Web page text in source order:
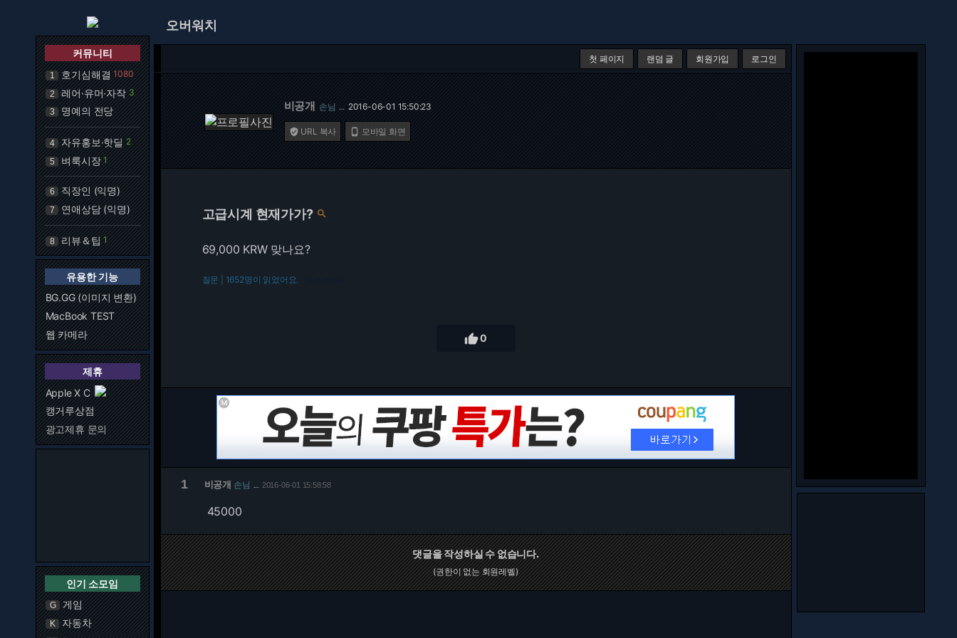
커뮤니티
1 호기심해결 1080
2 레어·유머·자작 3
3 명예의 전당
4 자유홍보·핫딜 2
5 벼룩시장 1
6 직장인 (익명)
7 연애상담 (익명)
8 리뷰＆팁 1
유용한 기능
BG.GG (이미지 변환)
MacBook TEST
웹 카메라
제휴
Apple X C
캥거루상점
광고제휴 문의
인기 소모임
G 게임
K 자동차
오버워치
첫 페이지 랜덤 글 회원가입 로그인
비공개 손님 … 2016-06-01 15:50:23
 URL 복사  모바일 화면
고급시계 현재가가? 
69,000 KRW 맞나요?
질문 | 1652명이 읽었어요.
0
1 비공개 손님 2016-06-01 15:58:58
45000
댓글을 작성하실 수 없습니다.
(권한이 없는 회원레벨)